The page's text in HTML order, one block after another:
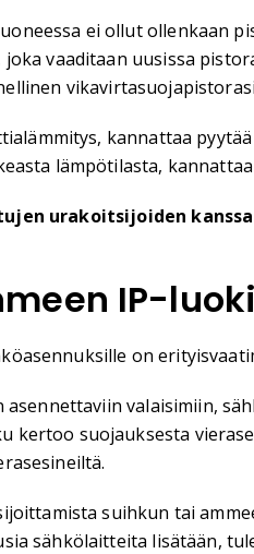
ei ollut ollenkaan
vaaditaan uusissa
kannattaa
lämpötilasta,
urakoitsijoiden
IP-
on
asennettaviin valaisimiin,
kertoo suojauksesta
suihkun tai
sähkölaitteita lisätään,